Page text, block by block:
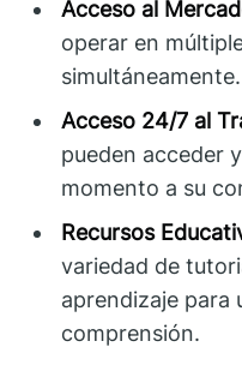
Acceso al
operar en
simultáneamente.
Acceso 24/7 al
pueden acceder
momento a su
Recursos
variedad de
aprendizaje para
comprensión.